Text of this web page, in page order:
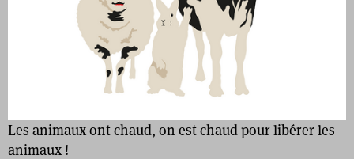
Les animaux ont chaud, on est chaud pour libérer les
animaux !